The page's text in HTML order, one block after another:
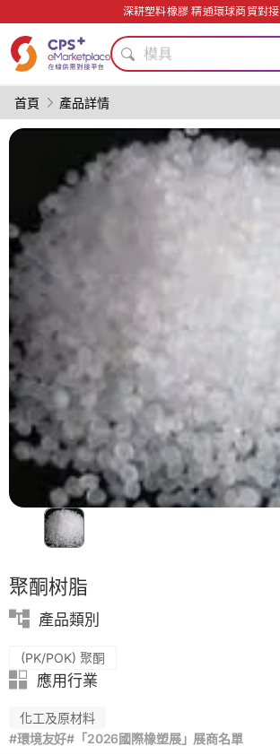
深耕塑料橡膠 精通環球商貿對接
綠色成型方案
模具
精密注塑
PP
PVC
PET
醫療級
模具
碳纖維復合材料
PP
PVC
PET
首頁 產品詳情
聚酮树脂
產品類別
(PK/POK) 聚酮
應用行業
化工及原材料
#環境友好#「2026國際橡塑展」展商名單